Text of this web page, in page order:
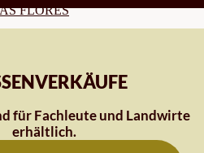
FLORES
BRASICAS
für Fachleute und Landwirte
erhältlich.